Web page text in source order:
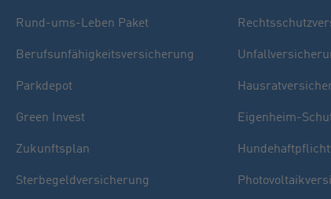
Rund-ums-Leben Paket
Berufsunfähigkeitsversicherung
Parkdepot
Green Invest
Zukunftsplan
Sterbegeldversicherung
Eigenheim-